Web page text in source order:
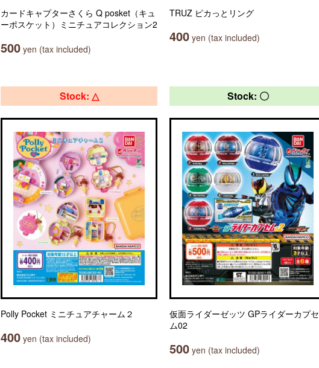
カードキャプターさくら Q posket（キュ
ーポスケット）ミニチュアコレクション2
500 yen (tax included)
TRUZ ピカっとリング
400 yen (tax included)
Stock: △
Polly Pocket ミニチュアチャーム２
400 yen (tax included)
Stock: 〇
仮面ライダーゼッツ GPライダーカプセ
ム02
500 yen (tax included)